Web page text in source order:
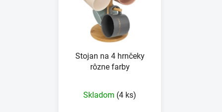
Stojan na 4 hrnčeky
rôzne farby
Skladom (4 ks)